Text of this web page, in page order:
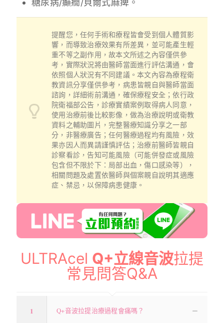
糖尿病/癲癇/貝爾式麻痺。
提醒您，任何手術和療程皆會受到個人體質影
響，而導致治療效果有所差異，並可能產生輕
重不等之副作用，故本文所述之內容僅供參
考，實際狀況將由醫師當面進行評估溝通，會
依照個人狀況有不同建議。本文內容為療程衛
教資訊分享僅供參考，病患皆親自與醫師當面
諮詢，詳細術前溝通，確保療程安全；依行政
院衛福部公告，診療實績案例取得病人同意，
使用治療前後比較影像，做為治療說明或衛教
資料之輔助圖片，完整醫療知識分享之一部
分，非醫療廣告；任何醫療過程均有風險，效
果亦因人而異請謹慎評估；治療前醫師皆親自
診察看診，告知可能風險（可能併發症或風險
包含但不限於下：局部出血，傷口感染等），
相關問題及處置依醫師與個案親自說明其適應
症、禁忌，以保障病患健康。
ULTRAcel Q+立線音波拉提
常見問答Q&A
1 Q+音波拉提治療過程會痛嗎？